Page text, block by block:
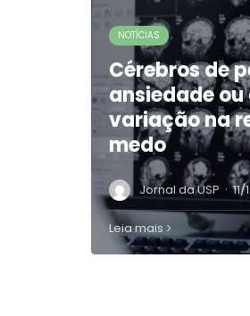
NOTÍCIAS
Cérebros de
ansiedade
variação na
medo
Jornal da USP ·
Leia mais